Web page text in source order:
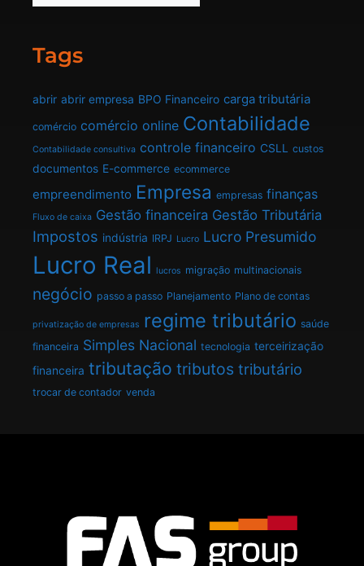
Tags
abrir abrir empresa BPO Financeiro carga tributária
comércio comércio online Contabilidade
Contabilidade consultiva controle financeiro CSLL custos
documentos E-commerce ecommerce
empreendimento Empresa empresas finanças
Fluxo de caixa Gestão financeira Gestão Tributária
Impostos indústria IRPJ Lucro Lucro Presumido
Lucro Real lucros migração multinacionais
negócio passo a passo Planejamento Plano de contas
privatização de empresas regime tributário saúde
financeira Simples Nacional tecnologia terceirização
financeira tributação tributos tributário
trocar de contador venda